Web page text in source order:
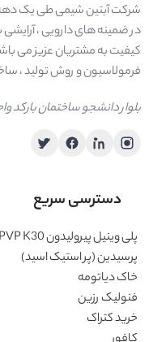
شرکت آبتین شیمی طی یک دهه
در ضمینه های دارویی ،
کیفیت به مشتریان عزیز می
فرمولاسیون و روش تولید ،
بلوار دانشجو ساختمان بارکد واحد
دسترسی سریع
پلی وینیل پیرولیدون PVP K30
پرسیدین (پر استیک اسید)
خاک دیاتومه
فنولیک رزین
خرید کتراک